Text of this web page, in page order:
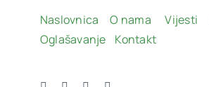
Naslovnica O nama Vijesti
Oglašavanje
Kontakt